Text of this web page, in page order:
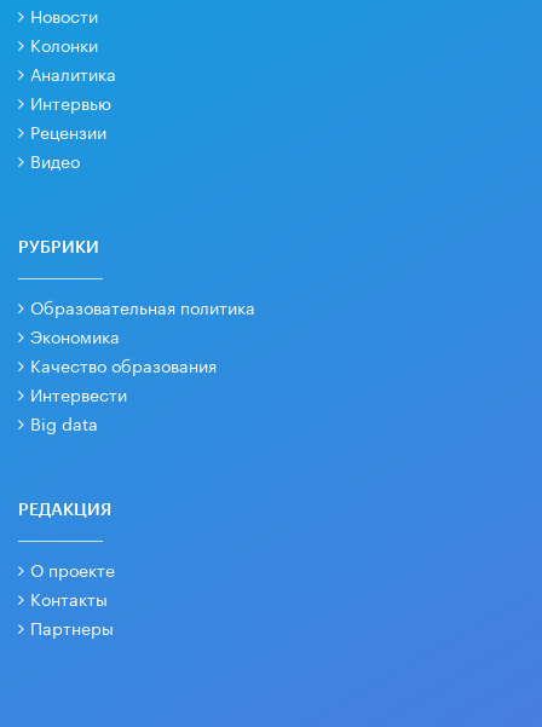
Новости
Колонки
Аналитика
Интервью
Рецензии
Видео
РУБРИКИ
Образовательная политика
Экономика
Качество образования
Интервести
Big data
РЕДАКЦИЯ
О проекте
Контакты
Партнеры